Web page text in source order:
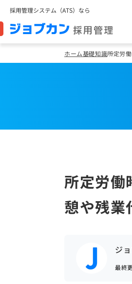
採用管理システム（ATS）なら
ホーム基礎知識所定労
所定労働
憩や残業
ジ
最終